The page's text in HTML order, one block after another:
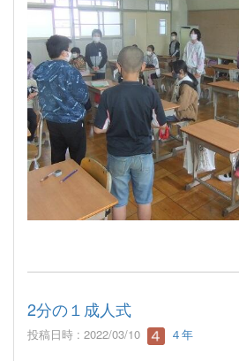
2分の１成人式
投稿日時 : 2022/03/10 ４年